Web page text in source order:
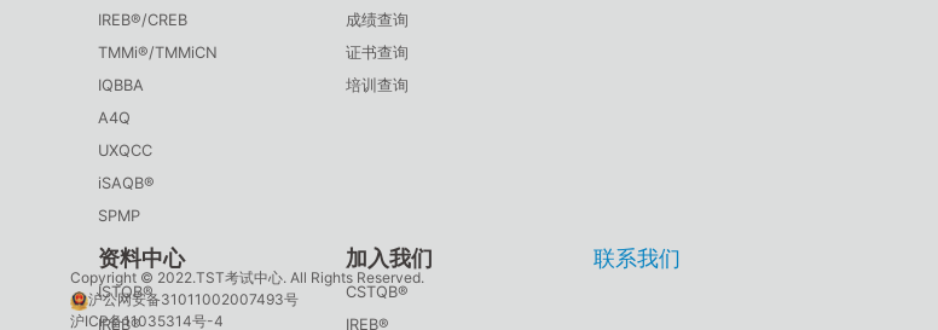
IREB®/CREB
TMMi®/TMMiCN
IQBBA
A4Q
UXQCC
iSAQB®
SPMP
成绩查询
证书查询
培训查询
资料中心
ISTQB®
IREB®
加入我们
CSTQB®
IREB®
联系我们
Copyright © 2022.TST考试中心. All Rights Reserved.
沪公网安备31011002007493号
沪ICP备11035314号-4